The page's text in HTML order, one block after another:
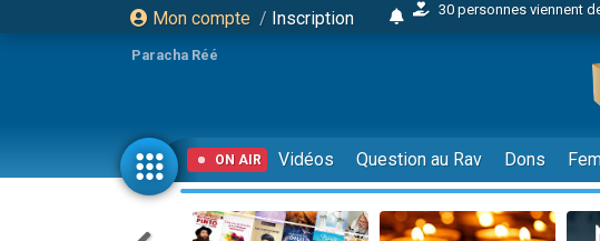
Mon compte / Inscription
3 personnes viennent de
3 personnes viennent de
2 nouvelles musiques
8 personnes viennent
4 personnes viennent
Nouvelle émission radio :
Paracha Réé
ON AIR Vidéos Question au Rav Dons